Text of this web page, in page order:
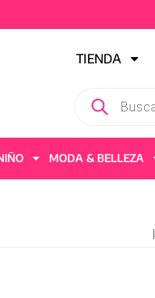
TIENDA
MODA & BELLEZA